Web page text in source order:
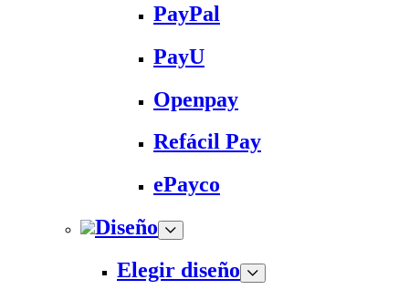
PayPal
PayU
Openpay
Refácil Pay
ePayco
Diseño
Elegir diseño